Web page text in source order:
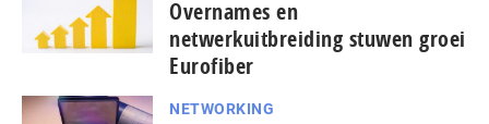
Overnames en
netwerkuitbreiding stuwen groei
Eurofiber
NETWORKING